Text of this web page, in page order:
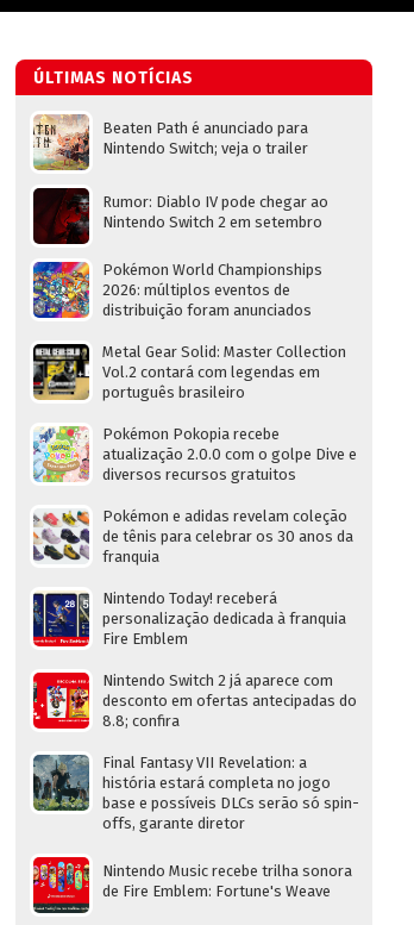
ÚLTIMAS NOTÍCIAS
Beaten Path é anunciado para
Nintendo Switch; veja o trailer
Rumor: Diablo IV pode chegar ao
Nintendo Switch 2 em setembro
Pokémon World Championships
2026: múltiplos eventos de
distribuição foram anunciados
Metal Gear Solid: Master Collection
Vol.2 contará com legendas em
português brasileiro
Pokémon Pokopia recebe
atualização 2.0.0 com o golpe Dive e
diversos recursos gratuitos
Pokémon e adidas revelam coleção
de tênis para celebrar os 30 anos da
franquia
Nintendo Today! receberá
personalização dedicada à franquia
Fire Emblem
Nintendo Switch 2 já aparece com
desconto em ofertas antecipadas do
8.8; confira
Final Fantasy VII Revelation: a
história estará completa no jogo
base e possíveis DLCs serão só spin-
offs, garante diretor
Nintendo Music recebe trilha sonora
de Fire Emblem: Fortune's Weave